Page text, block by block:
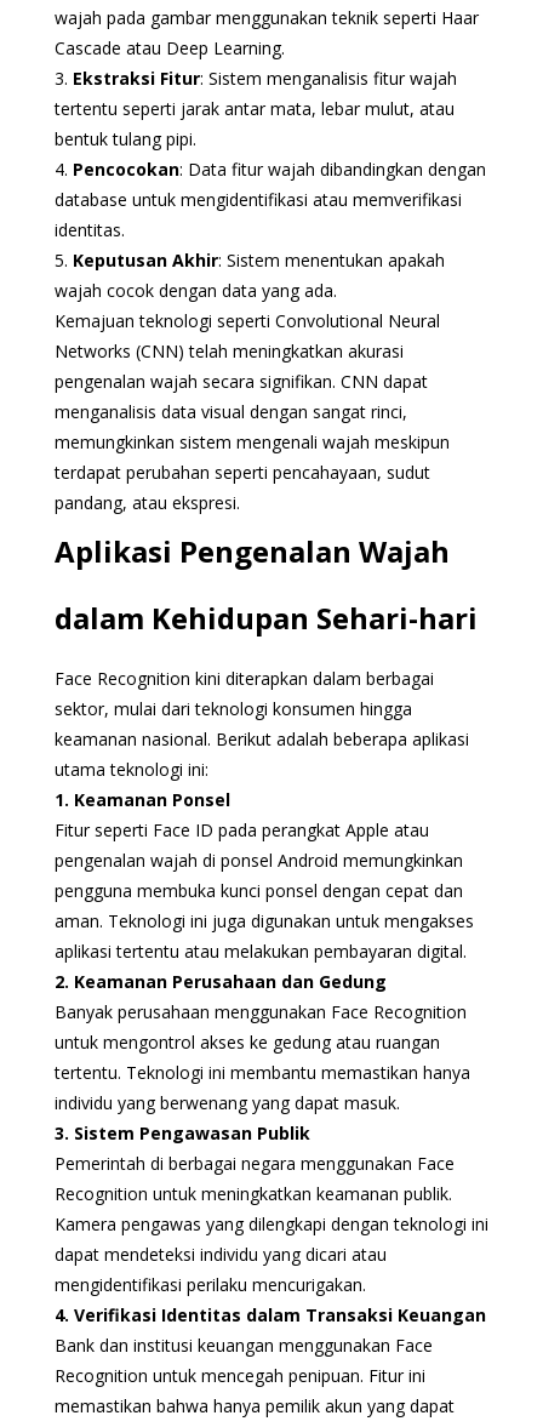
wajah pada gambar menggunakan teknik seperti Haar
Cascade atau Deep Learning.
3. Ekstraksi Fitur: Sistem menganalisis fitur wajah
tertentu seperti jarak antar mata, lebar mulut, atau
bentuk tulang pipi.
4. Pencocokan: Data fitur wajah dibandingkan dengan
database untuk mengidentifikasi atau memverifikasi
identitas.
5. Keputusan Akhir: Sistem menentukan apakah
wajah cocok dengan data yang ada.
Kemajuan teknologi seperti Convolutional Neural
Networks (CNN) telah meningkatkan akurasi
pengenalan wajah secara signifikan. CNN dapat
menganalisis data visual dengan sangat rinci,
memungkinkan sistem mengenali wajah meskipun
terdapat perubahan seperti pencahayaan, sudut
pandang, atau ekspresi.
Aplikasi Pengenalan Wajah
dalam Kehidupan Sehari-hari
Face Recognition kini diterapkan dalam berbagai
sektor, mulai dari teknologi konsumen hingga
keamanan nasional. Berikut adalah beberapa aplikasi
utama teknologi ini:
1. Keamanan Ponsel
Fitur seperti Face ID pada perangkat Apple atau
pengenalan wajah di ponsel Android memungkinkan
pengguna membuka kunci ponsel dengan cepat dan
aman. Teknologi ini juga digunakan untuk mengakses
aplikasi tertentu atau melakukan pembayaran digital.
2. Keamanan Perusahaan dan Gedung
Banyak perusahaan menggunakan Face Recognition
untuk mengontrol akses ke gedung atau ruangan
tertentu. Teknologi ini membantu memastikan hanya
individu yang berwenang yang dapat masuk.
3. Sistem Pengawasan Publik
Pemerintah di berbagai negara menggunakan Face
Recognition untuk meningkatkan keamanan publik.
Kamera pengawas yang dilengkapi dengan teknologi ini
dapat mendeteksi individu yang dicari atau
mengidentifikasi perilaku mencurigakan.
4. Verifikasi Identitas dalam Transaksi Keuangan
Bank dan institusi keuangan menggunakan Face
Recognition untuk mencegah penipuan. Fitur ini
memastikan bahwa hanya pemilik akun yang dapat